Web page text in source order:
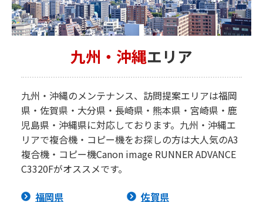
九州・沖縄エリア
九州・沖縄のメンテナンス、訪問提案エリアは福岡
県・佐賀県・大分県・長崎県・熊本県・宮崎県・鹿
児島県・沖縄県に対応しております。九州・沖縄エ
リアで複合機・コピー機をお探しの方は大人気のA3
複合機・コピー機Canon image RUNNER ADVANCE
C3320Fがオススメです。
福岡県
佐賀県